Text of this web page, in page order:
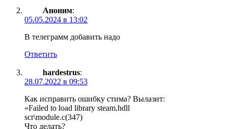
Аноним:
05.05.2024 в 13:02
В телеграмм добавить надо
Ответить
hardestrus:
28.07.2022 в 09:53
Как исправить ошибку стима? Вылазит:
«Failed to load library steam.hdll
scr\module.c(347)
Что делать?